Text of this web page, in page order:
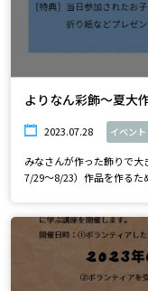
よりなん彩飾～夏大
2023.07.28 イベント
みなさんが作った飾りで大
7/29～8/23）作品を作るた